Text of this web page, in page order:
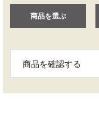
商品を選ぶ
商品を確認する